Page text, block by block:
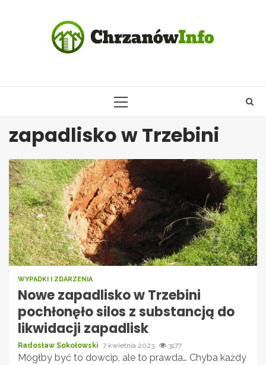
PRIMARY
zapadlisko w Trzebini
WYPADKI I ZDARZENIA
Nowe zapadlisko w Trzebini
pochłonęło silos z substancją do
likwidacji zapadlisk
Radosław Sokołowski 7 kwietnia 2023 3177
Mógłby być to dowcip, ale to prawda… Chyba każdy